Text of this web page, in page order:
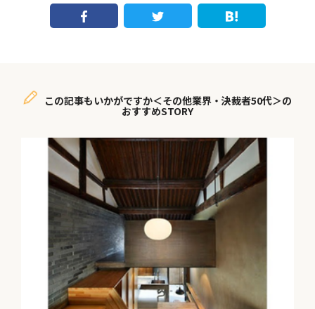
この記事もいかがですか＜その他業界・決裁者50代＞の
おすすめSTORY